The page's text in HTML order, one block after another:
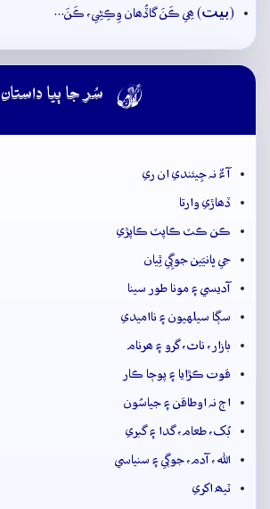
(بيت) ھِي ڪَنَ گاڏُھان وِڪِڻِي، ڪَنَ…
 سُر جا ٻيا داستان
آءٌ نہ جِيئندي ان ري
ڏھاڙي وارتا
ڪن ڪٽ ڪاپٽ ڪاپڙي
جي ڀانيَين جوڳِي ٿِيان
آديسي ۽ مونا طور سينا
سڳا سيلهيون ۽ نااميدي
بازار، ناٿ، گرو ۽ ھرنام
قوت ڪڙايا ۽ پوڄا ڪار
اڄ نہ اوطاقن ۽ جياسُون
بُک، طعام، گدا ۽ گبري
الله، آدم، جوڳي ۽ سنياسي
ٽيھ اکري